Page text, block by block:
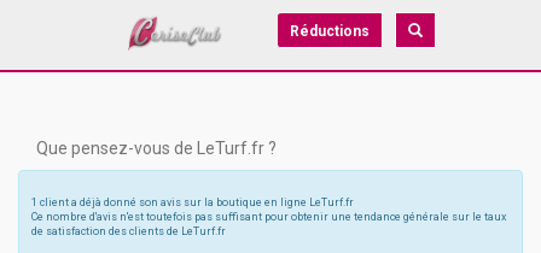
Réductions
Que pensez-vous de LeTurf.fr ?
1 client a déjà donné son avis sur la boutique en ligne LeTurf.fr
Ce nombre d'avis n'est toutefois pas suffisant pour obtenir une tendance générale sur le taux
de satisfaction des clients de LeTurf.fr